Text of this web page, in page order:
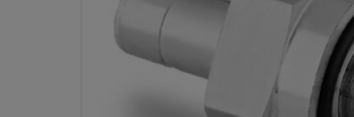
RACCORD POUR TUBE
ACIER INOXYDABLE,
TUBE MÂLE, DIAM. EXT.
FILETAGE CYLINDRIQUE